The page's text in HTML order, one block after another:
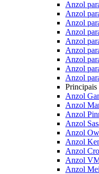
Anzol
Anzol
Anzol
Anzol
Anzol
Anzol
Anzol
Anzol
Anzol
Principais
Anzol
Anzol
Anzol
Anzol
Anzol
Anzol
Anzol
Anzol
Anzol